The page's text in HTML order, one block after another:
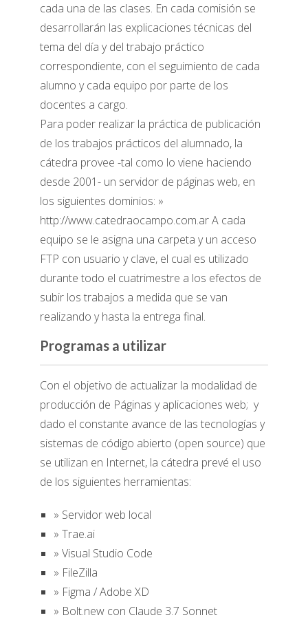
cada una de las clases. En cada comisión se
desarrollarán las explicaciones técnicas del
tema del día y del trabajo práctico
correspondiente, con el seguimiento de cada
alumno y cada equipo por parte de los
docentes a cargo.
Para poder realizar la práctica de publicación
de los trabajos prácticos del alumnado, la
cátedra provee -tal como lo viene haciendo
desde 2001- un servidor de páginas web, en
los siguientes dominios: »
http://www.catedraocampo.com.arA cada
equipo se le asigna una carpeta y un acceso
FTP con usuario y clave, el cual es utilizado
durante todo el cuatrimestre a los efectos de
subir los trabajos a medida que se van
realizando y hasta la entrega final.
Programas a utilizar
Con el objetivo de actualizar la modalidad de
producción de Páginas y aplicaciones web; y
dado el constante avance de las tecnologías y
sistemas de código abierto (open source) que
se utilizan en Internet, la cátedra prevé el uso
de los siguientes herramientas:
» Servidor web local
» Trae.ai
» Visual Studio Code
» FileZilla
» Figma / Adobe XD
» Bolt.new con Claude 3.7 Sonnet